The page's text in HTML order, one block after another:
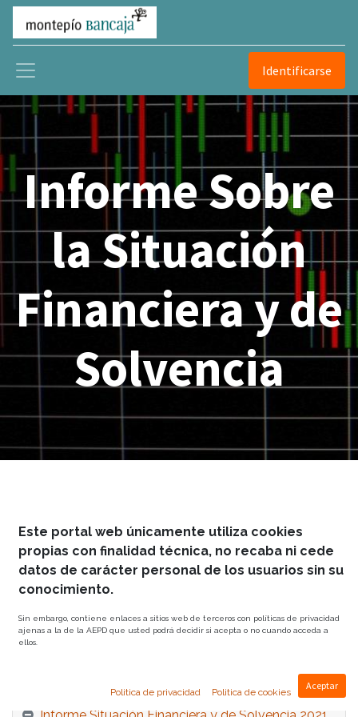
Identificarse
Informe Sobre
la Situación
Financiera y de
Solvencia
Informe Sobre la Situación
Financiera y de Solvencia
Descárgate elInforme sobre la Situación
Financiera y de Solvencia del ejercicio
2022.
Este portal web únicamente utiliza cookies
propias con finalidad técnica, no recaba ni cede
datos de carácter personal de los usuarios sin su
conocimiento.
Sin embargo, contiene enlaces a sitios web de terceros con políticas de privacidad
ajenas a la de la AEPD que usted podrá decidir si acepta o no cuando acceda a
ellos.
Politica de privacidad Politica de cookies
Aceptar